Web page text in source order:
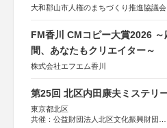
マ社、徳間書店、早川書房、PHP研究所
大和郡山市人権のまちづくり推進協議会
FM香川 CMコピー大賞2026 ～
間、あなたもクリエイター～
株式会社エフエム香川
第25回 北区内田康夫ミステリ
東京都北区
共催：公益財団法人北区文化振興財団